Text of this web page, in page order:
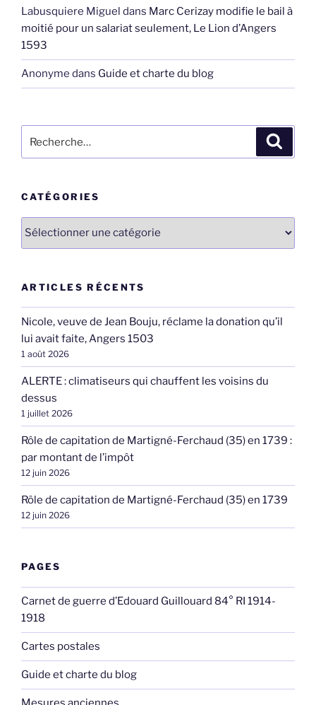
Labusquiere Miguel dans Marc Cerizay modifie le bail à
moitié pour un salariat seulement, Le Lion d’Angers
1593
Anonyme dans Guide et charte du blog
pour
CATÉGORIES
Catégories
ARTICLES RÉCENTS
Nicole, veuve de Jean Bouju, réclame la donation qu’il
lui avait faite, Angers 1503
1 août 2026
ALERTE : climatiseurs qui chauffent les voisins du
dessus
1 juillet 2026
Rôle de capitation de Martigné-Ferchaud (35) en 1739 :
par montant de l’impôt
12 juin 2026
Rôle de capitation de Martigné-Ferchaud (35) en 1739
12 juin 2026
PAGES
Carnet de guerre d’Edouard Guillouard 84° RI 1914-
1918
Cartes postales
Guide et charte du blog